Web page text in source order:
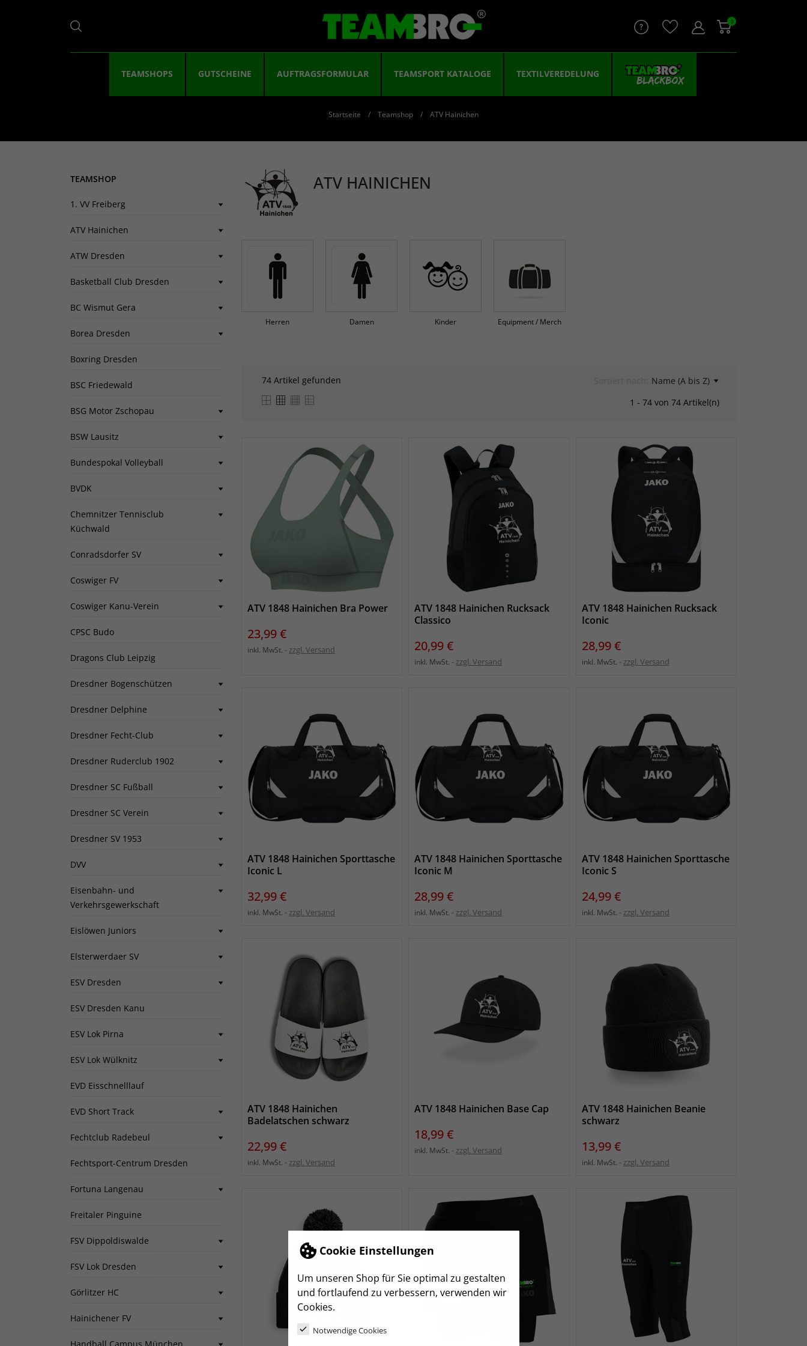
Cookie Einstellungen
Um unseren Shop für Sie optimal zu gestalten
und fortlaufend zu verbessern, verwenden wir
Cookies.
Notwendige Cookies
0
TEAMSHOPS GUTSCHEINE AUFTRAGSFORMULAR TEAMSPORT KATALOGE TEXTILVEREDELUNG
Startseite Teamshop ATV Hainichen
TEAMSHOP
1. VV Freiberg
ATV Hainichen
ATW Dresden
Basketball Club Dresden
BC Wismut Gera
Borea Dresden
Boxring Dresden
BSC Friedewald
BSG Motor Zschopau
BSW Lausitz
Bundespokal Volleyball
BVDK
Chemnitzer Tennisclub
Küchwald
Conradsdorfer SV
Coswiger FV
Coswiger Kanu-Verein
CPSC Budo
Dragons Club Leipzig
Dresdner Bogenschützen
Dresdner Delphine
Dresdner Fecht-Club
Dresdner Ruderclub 1902
Dresdner SC Fußball
Dresdner SC Verein
Dresdner SV 1953
DVV
Eisenbahn- und
Verkehrsgewerkschaft
Eislöwen Juniors
Elsterwerdaer SV
ESV Dresden
ESV Dresden Kanu
ESV Lok Pirna
ESV Lok Wülknitz
EVD Eisschnelllauf
EVD Short Track
Fechtclub Radebeul
Fechtsport-Centrum Dresden
Fortuna Langenau
Freitaler Pinguine
FSV Dippoldiswalde
FSV Lok Dresden
Görlitzer HC
Hainichener FV
ATV HAINICHEN
Herren Damen Kinder Equipment / Merch
74 Artikel gefunden
Name (A bis Z)
1 - 74 von 74 Artikel(n)
ATV 1848 Hainichen Bra Power
Preis
23,99 €
inkl. MwSt. zzgl. Versand
ATV 1848 Hainichen Rucksack
Classico
Preis
20,99 €
inkl. MwSt. zzgl. Versand
ATV 1848 Hainichen Rucksack
Iconic
Preis
28,99 €
inkl. MwSt. zzgl. Versand
ATV 1848 Hainichen Sporttasche
Iconic L
Preis
32,99 €
inkl. MwSt. zzgl. Versand
ATV 1848 Hainichen Sporttasche
Iconic M
Preis
28,99 €
inkl. MwSt. zzgl. Versand
ATV 1848 Hainichen Sporttasche
Iconic S
Preis
24,99 €
inkl. MwSt. zzgl. Versand
ATV 1848 Hainichen
Badelatschen schwarz
Preis
22,99 €
inkl. MwSt. zzgl. Versand
ATV 1848 Hainichen Base Cap
Preis
18,99 €
inkl. MwSt. zzgl. Versand
ATV 1848 Hainichen Beanie
schwarz
Preis
13,99 €
inkl. MwSt. zzgl. Versand